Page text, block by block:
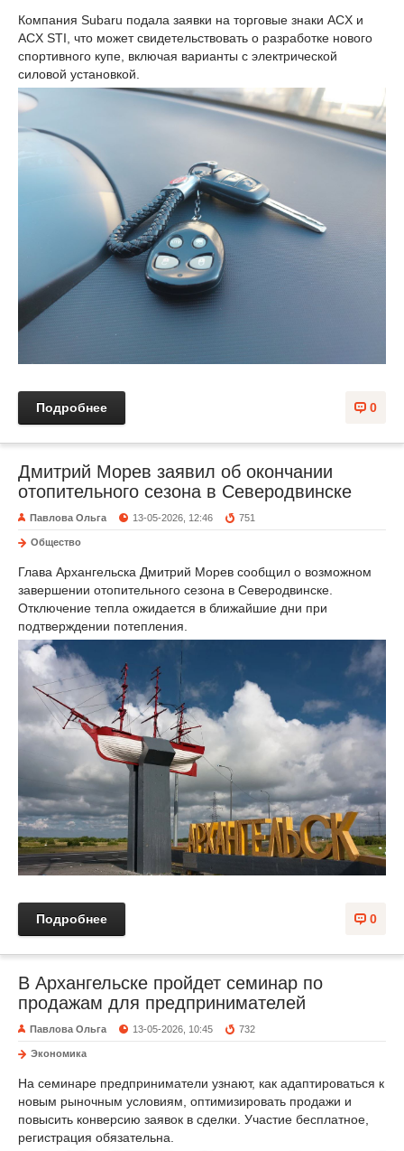
Компания Subaru подала заявки на торговые знаки ACX и
ACX STI, что может свидетельствовать о разработке нового
спортивного купе, включая варианты с электрической
силовой установкой.
0
Подробнее
Дмитрий Морев заявил об окончании
отопительного сезона в Северодвинске
Павлова Ольга 13-05-2026, 12:46 751
Общество
Глава Архангельска Дмитрий Морев сообщил о возможном
завершении отопительного сезона в Северодвинске.
Отключение тепла ожидается в ближайшие дни при
подтверждении потепления.
0
Подробнее
В Архангельске пройдет семинар по
продажам для предпринимателей
Павлова Ольга 13-05-2026, 10:45 732
Экономика
На семинаре предприниматели узнают, как адаптироваться к
новым рыночным условиям, оптимизировать продажи и
повысить конверсию заявок в сделки. Участие бесплатное,
регистрация обязательна.